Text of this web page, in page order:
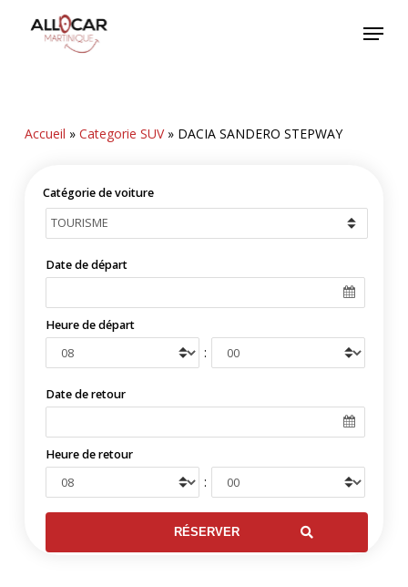
Menu
Accueil » Categorie SUV» DACIA SANDERO STEPWAY
Catégorie de voiture
Date de départ
Heure de départ
:
Date de retour
Heure de retour
: